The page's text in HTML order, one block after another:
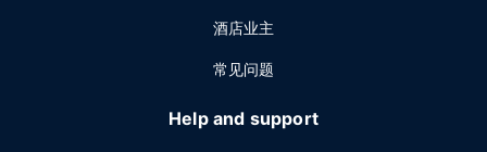
酒店业主
常见问题
Help and support